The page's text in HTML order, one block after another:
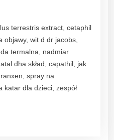
terrestris extract, cetaphil
objawy, wit d dr jacobs,
termalna, nadmiar
dha skład, capathil, jak
spray na
katar dla dzieci, zespół